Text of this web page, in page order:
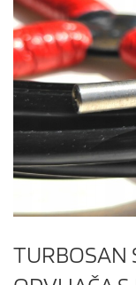
TURBOSAN